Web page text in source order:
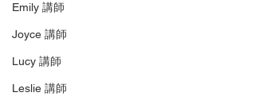
Emily 講師
Joyce 講師
Lucy 講師
Leslie 講師